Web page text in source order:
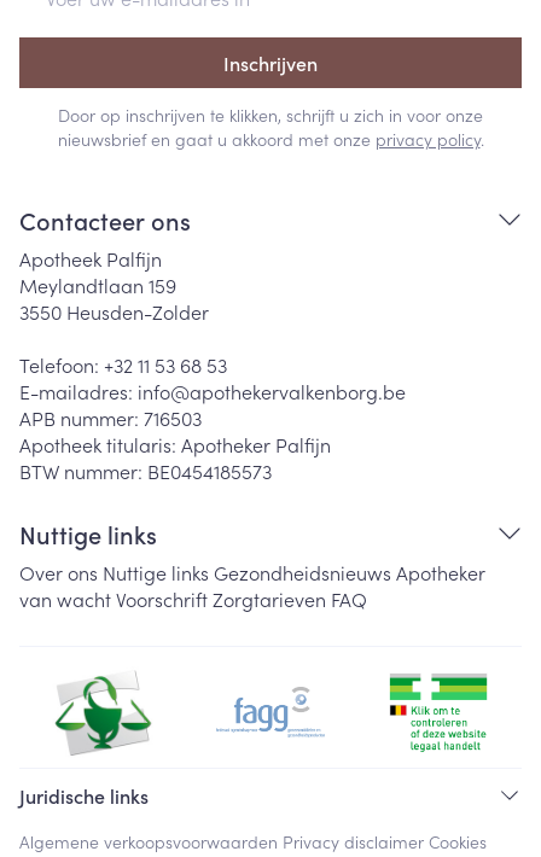
Inschrijven
Door op inschrijven te klikken, schrijft u zich in voor onze
nieuwsbrief en gaat u akkoord met onze privacy policy.
Contacteer ons
Apotheek Palfijn
Meylandtlaan 159
3550 Heusden-Zolder
Telefoon: +32 11 53 68 53
E-mailadres: info@apothekervalkenborg.be
APB nummer: 716503
Apotheek titularis: Apotheker Palfijn
BTW nummer: BE0454185573
Nuttige links
Over ons Nuttige links Gezondheidsnieuws Apotheker
van wachtVoorschriftZorgtarieven FAQ
Juridische links
Algemene verkoopsvoorwaarden Privacy disclaimer Cookies